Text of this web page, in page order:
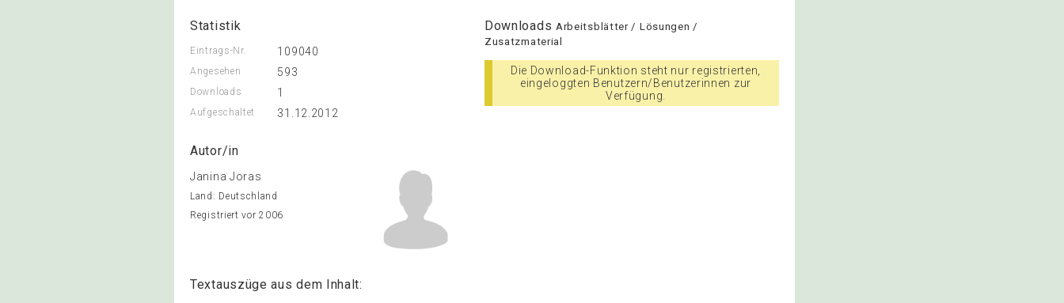
Statistik
Eintrags-Nr. 109040
Angesehen 593
Downloads 1
Aufgeschaltet 31.12.2012
Autor/in
Janina Joras
Land: Deutschland
Registriert vor 2006
Downloads Arbeitsblätter / Lösungen /
Zusatzmaterial
Die Download-Funktion steht nur registrierten,
eingeloggten Benutzern/Benutzerinnen zur
Verfügung.
Textauszüge aus dem Inhalt: